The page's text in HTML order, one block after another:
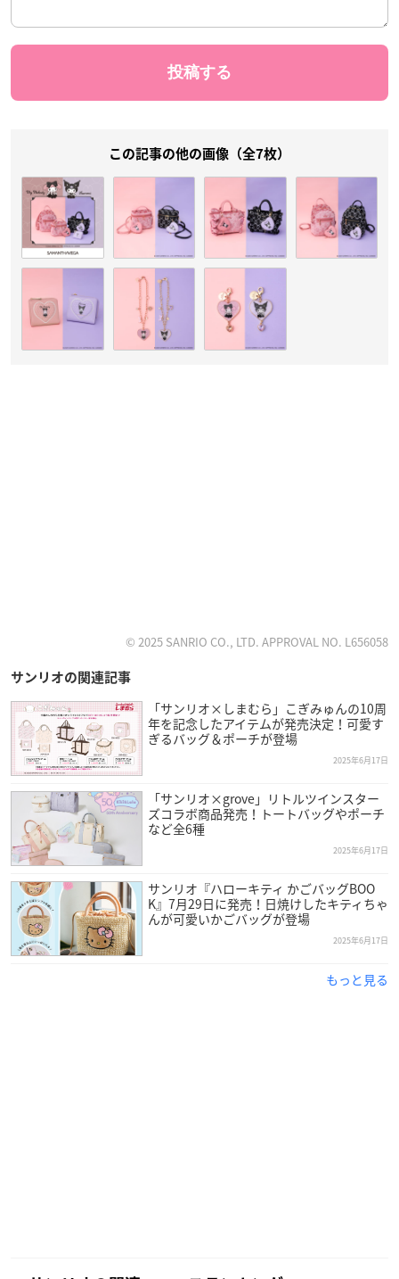
この記事の他の画像（全7枚）
© 2025 SANRIO CO., LTD. APPROVAL NO. L656058
サンリオの関連記事
「サンリオ×しまむら」こぎみゅんの10周
年を記念したアイテムが発売決定！可愛す
ぎるバッグ＆ポーチが登場
2025年6月17日
「サンリオ×grove」リトルツインスター
ズコラボ商品発売！トートバッグやポーチ
など全6種
2025年6月17日
サンリオ『ハローキティ かごバッグBOO
K』7月29日に発売！日焼けしたキティちゃ
んが可愛いかごバッグが登場
2025年6月17日
もっと見る